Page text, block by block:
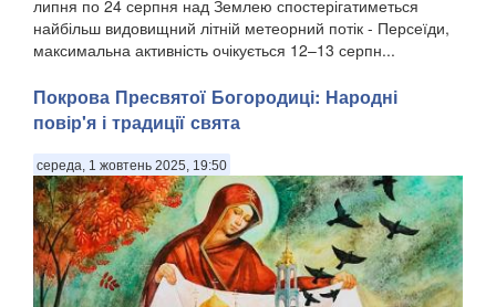
липня по 24 серпня над Землею спостерігатиметься
найбільш видовищний літній метеорний потік - Персеїди,
максимальна активність очікується 12–13 серпн...
Покрова Пресвятої Богородиці: Народні
повір'я і традиції свята
середа, 1 жовтень 2025, 19:50